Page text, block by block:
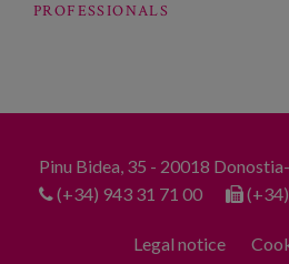
PROFESSIONALS
Pinu Bidea, 35 - 20018
(+34) 943 31 71 00
Legal notice